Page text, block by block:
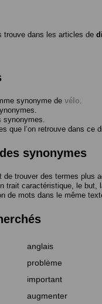
trouve dans les articles de
synonyme de vélo
synonymes.
que l’on retrouve dans ce
synonymes
de trouver des termes plus
trait caractéristique, le
de mots dans le même
anglais
problème
important
augmenter